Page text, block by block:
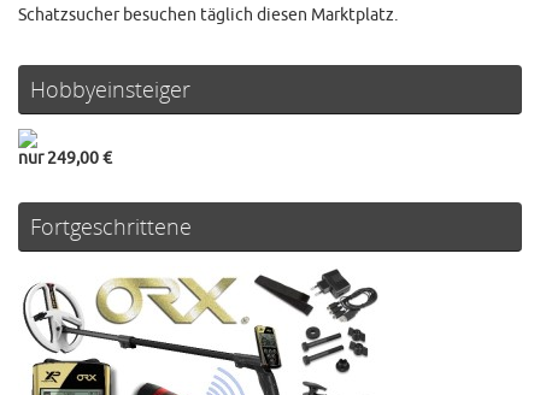
Schatzsucher besuchen täglich diesen Marktplatz.
Hobbyeinsteiger
nur 249,00 €
Fortgeschrittene